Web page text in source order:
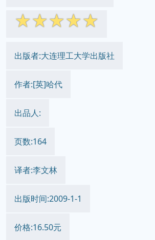
☆☆☆☆☆
出版者:大连理工大学出版社
作者:[英]哈代
出品人:
页数:164
译者:李文林
出版时间:2009-1-1
价格:16.50元